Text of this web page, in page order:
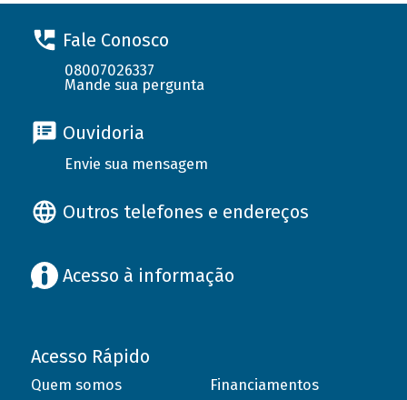
Fale Conosco
08007026337
Mande sua pergunta
Ouvidoria
Envie sua mensagem
Outros telefones e endereços
Acesso à informação
Acesso Rápido
Quem somos
Financiamentos